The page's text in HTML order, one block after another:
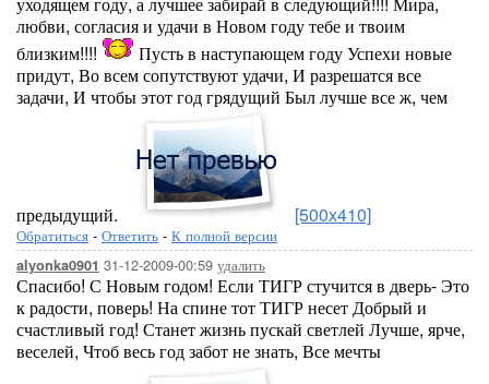
любви, согласия и удачи в Новом году тебе и твоим
близким!!!!
Пусть в наступающем году Успехи новые
придут, Во всем сопутствуют удачи, И разрешатся все
задачи, И чтобы этот год грядущий Был лучше все ж, чем
предыдущий. [500x410]
Обратиться - Ответить - К полной версии
alyonka0901 31-12-2009-00:59 удалить
Спасибо! С Новым годом! Если ТИГР стучится в дверь- Это
к радости, поверь! На спине тот ТИГР несет Добрый и
счастливый год! Станет жизнь пускай светлей Лучше, ярче,
веселей, Чтоб весь год забот не знать, Все мечты